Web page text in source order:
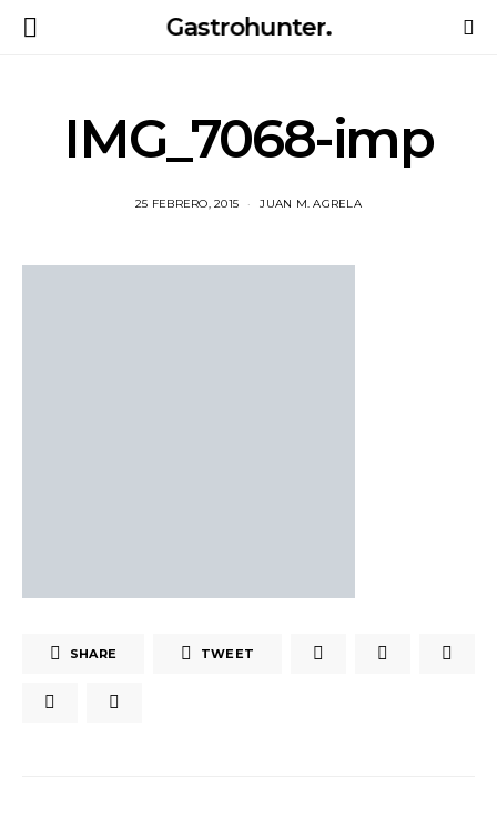
Gastrohunter.
IMG_7068-imp
25 FEBRERO, 2015 JUAN M. AGRELA
SHARE TWEET